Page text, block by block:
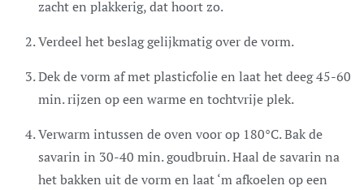
zacht en plakkerig, dat hoort zo.
Verdeel het beslag gelijkmatig over de vorm.
Dek de vorm af met plasticfolie en laat het deeg 45-60
min. rijzen op een warme en tochtvrije plek.
Verwarm intussen de oven voor op 180°C. Bak de
savarin in 30-40 min. goudbruin. Haal de savarin na
het bakken uit de vorm en laat ‘m afkoelen op een